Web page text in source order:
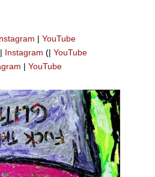
| YouTube
| Instagram (| YouTube
| YouTube